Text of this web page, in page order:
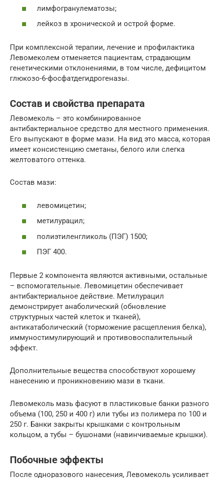
лимфогранулематозы;
лейкоз в хронической и острой форме.
При комплексной терапии, лечение и профилактика
Левомеколем отменяется пациентам, страдающим
генетическими отклонениями, в том числе, дефицитом
глюкозо-6-фосфатдегидрогеназы.
Состав и свойства препарата
Левомеколь – это комбинированное
антибактериальное средство для местного применения.
Его выпускают в форме мази. На вид это масса, которая
имеет консистенцию сметаны, белого или слегка
желтоватого оттенка.
Состав мази:
левомицетин;
метилурацил;
полиэтиленгликоль (ПЭГ) 1500;
ПЭГ 400.
Первые 2 компонента являются активными, остальные
– вспомогательные. Левомицетин обеспечивает
антибактериальное действие. Метилурацил
демонстрирует анаболический (обновление
структурных частей клеток и тканей),
антикатаболический (торможение расщепления белка),
иммуностимулирующий и противовоспалительный
эффект.
Дополнительные вещества способствуют хорошему
нанесению и проникновению мази в ткани.
Левомеколь мазь фасуют в пластиковые банки разного
объема (100, 250 и 400 г) или тубы из полимера по 100 и
250 г. Банки закрыты крышками с контрольным
кольцом, а тубы – бушонами (навинчиваемые крышки).
Побочные эффекты
После одноразового нанесения, Левомеколь усиливает